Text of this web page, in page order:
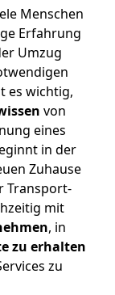
Menschen
Erfahrung
Umzug
es wichtig,
von
eines
in der
Zuhause
Transport-
mit
, in
zu erhalten
zu